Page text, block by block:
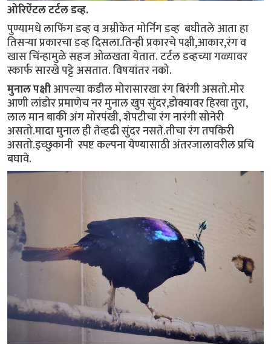
ओरिऐंटल टर्टल डव्ह.
पुण्यामधे लाफिंग डव्ह व अम्रीकेत मोर्निग डव्ह बघीतले आता हा
तिसऱ्या प्रकारचा डव्ह दिसला.तिन्ही प्रकारचे पक्षी,आकार,रंग व
खास चिंन्हामुळे सहज ओळखता येतात. टर्टल डव्हच्या गळ्यावर
स्कार्फ सारखे पट्टे असतात. विषयांतर नको.
मुनाल पक्षीआपल्या कडील मोरासारखा रंग बिरंगी असतो.मोर
आणी लांडोर प्रमाणेच नर मुनाल खुप सुंदर,डोक्यावर हिरवा तुरा,
लाल मान बाकी अंग मोरपंखी, शेपटीचा रंग नारंगी सोनेरी
असतो.मादा मुनाल ही तेव्हढी सुंदर नसते.तीचा रंग तपकिरी
असतो.इच्छुकानी स्पष्ट कल्पना येण्यासाठी अंतरजालावरील प्रचि
बघावे.